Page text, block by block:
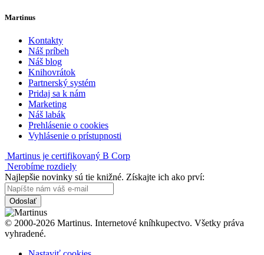
Martinus
Kontakty
Náš príbeh
Náš blog
Knihovrátok
Partnerský systém
Pridaj sa k nám
Marketing
Náš labák
Prehlásenie o cookies
Vyhlásenie o prístupnosti
Martinus je certifikovaný B Corp
Nerobíme rozdiely
Najlepšie novinky sú tie knižné. Získajte ich ako prví:
Odoslať
© 2000-2026 Martinus. Internetové kníhkupectvo. Všetky práva
vyhradené.